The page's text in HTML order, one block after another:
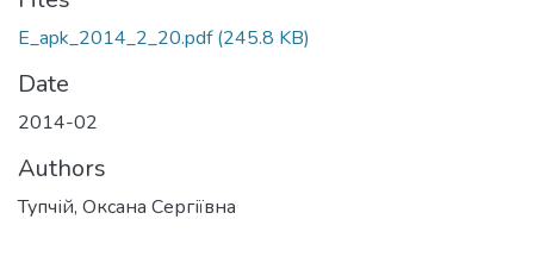
E_apk_2014_2_20.pdf (245.8 KB)
Date
2014-02
Authors
Тупчій, Оксана Сергіївна